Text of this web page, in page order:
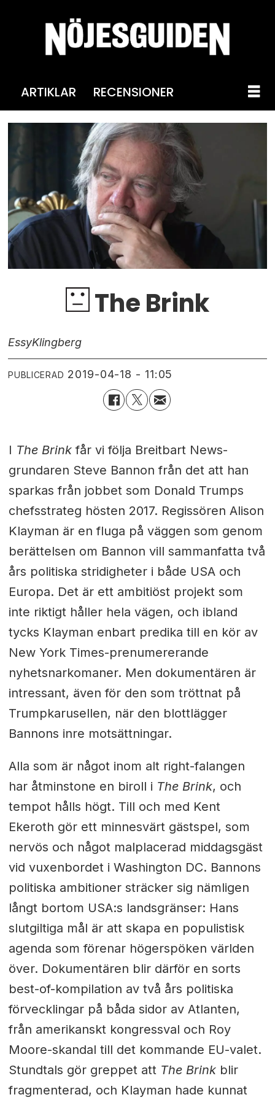
ARTIKLAR RECENSIONER
The Brink
EssyKlingberg
PUBLICERAD 2019-04-18 - 11:05
I The Brinkfår vi följa Breitbart News-
grundaren Steve Bannon från det att han
sparkas från jobbet som Donald Trumps
chefsstrateg hösten 2017. Regissören Alison
Klayman är en fluga på väggen som genom
berättelsen om Bannon vill sammanfatta två
års politiska stridigheter i både USA och
Europa. Det är ett ambitiöst projekt som
inte riktigt håller hela vägen, och ibland
tycks Klayman enbart predika till en kör av
New York Times-prenumererande
nyhetsnarkomaner. Men dokumentären är
intressant, även för den som tröttnat på
Trumpkarusellen, när den blottlägger
Bannons inre motsättningar.
Alla som är något inom alt right-falangen
har åtminstone en biroll i The Brink, och
tempot hålls högt. Till och med Kent
Ekeroth gör ett minnesvärt gästspel, som
nervös och något malplacerad middagsgäst
vid vuxenbordet i Washington DC. Bannons
politiska ambitioner sträcker sig nämligen
långt bortom USA:s landsgränser: Hans
slutgiltiga mål är att skapa en populistisk
agenda som förenar högerspöken världen
över. Dokumentären blir därför en sorts
best-of-kompilation av två års politiska
förvecklingar på båda sidor av Atlanten,
från amerikanskt kongressval och Roy
Moore-skandal till det kommande EU-valet.
Stundtals gör greppet att The Brink blir
fragmenterad, och Klayman hade kunnat